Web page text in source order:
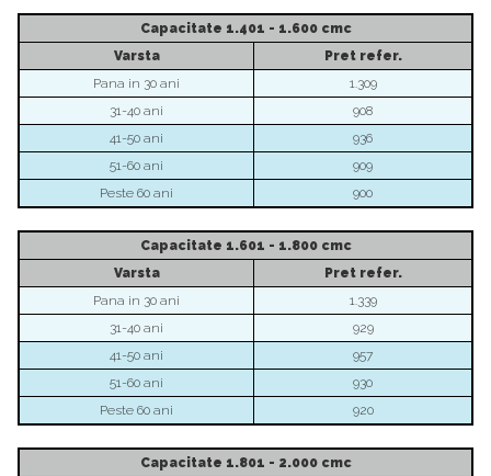
Capacitate 1.401 - 1.600 cmc
Varsta
Pret refer.
Pana in 30 ani
1.309
31-40 ani
908
41-50 ani
936
51-60 ani
909
Peste 60 ani
900
Capacitate 1.601 - 1.800 cmc
Varsta
Pret refer.
Pana in 30 ani
1.339
31-40 ani
929
41-50 ani
957
51-60 ani
930
Peste 60 ani
920
Capacitate 1.801 - 2.000 cmc